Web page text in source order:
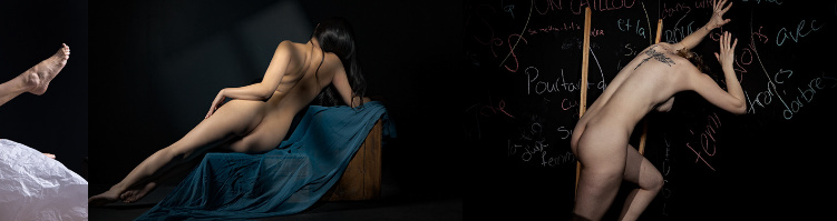
Le corps expressif Le cadre brisé